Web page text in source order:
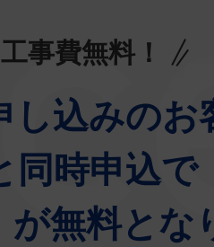
事費無料！
込みのお
同時申込で
無料とな